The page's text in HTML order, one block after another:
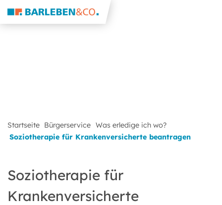
Startseite Bürgerservice Was erledige ich wo?
Soziotherapie für Krankenversicherte beantragen
Soziotherapie für
Krankenversicherte